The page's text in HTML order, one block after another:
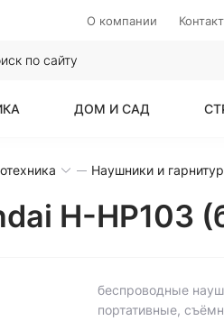
О компании
ДОМ И САД
Наушники и
H-HP103
беспроводные
портативные,